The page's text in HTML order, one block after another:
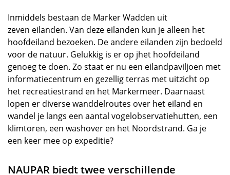
Inmiddels bestaan de Marker Wadden uit
zeven eilanden. Van deze eilanden kun je alleen het
hoofdeiland bezoeken. De andere eilanden zijn bedoeld
voor de natuur. Gelukkig is er op jhet hoofdeiland
genoeg te doen. Zo staat er nu een eilandpaviljoen met
informatiecentrum en gezellig terras met uitzicht op
het recreatiestrand en het Markermeer. Daarnaast
lopen er diverse wanddelroutes over het eiland en
wandel je langs een aantal vogelobservatiehutten, een
klimtoren, een washover en het Noordstrand. Ga je
een keer mee op expeditie?
NAUPAR biedt twee verschillende